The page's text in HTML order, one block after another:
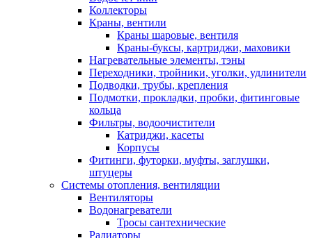
Коллекторы
Краны, вентили
Краны шаровые, вентиля
Краны-буксы, картриджи, маховики
Нагревательные элементы, тэны
Переходники, тройники, уголки, удлинители
Подводки, трубы, крепления
Подмотки, прокладки, пробки, фитинговые
кольца
Фильтры, водоочистители
Катриджи, касеты
Корпусы
Фитинги, футорки, муфты, заглушки,
штуцеры
Системы отопления, вентиляции
Вентиляторы
Водонагреватели
Тросы сантехнические
Радиаторы